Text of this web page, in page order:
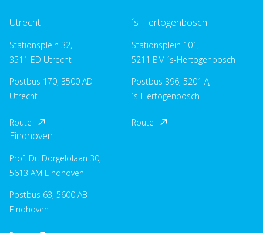
Utrecht
Stationsplein 32,
3511 ED Utrecht
Postbus 170, 3500 AD
Utrecht
Route
´s-Hertogenbosch
Stationsplein 101,
5211 BM ´s-Hertogenbosch
Postbus 396, 5201 AJ
´s-Hertogenbosch
Route
Eindhoven
Prof. Dr. Dorgelolaan 30,
5613 AM Eindhoven
Postbus 63, 5600 AB
Eindhoven